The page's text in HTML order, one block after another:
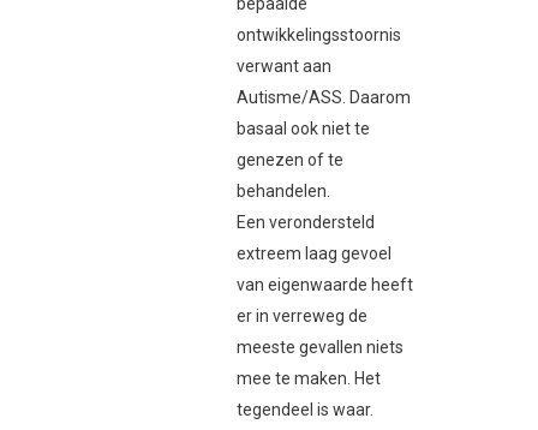
bepaalde
ontwikkelingsstoornis
verwant aan
Autisme/ASS. Daarom
basaal ook niet te
genezen of te
behandelen.
Een verondersteld
extreem laag gevoel
van eigenwaarde heeft
er in verreweg de
meeste gevallen niets
mee te maken. Het
tegendeel is waar.